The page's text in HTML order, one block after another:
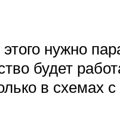
нужно
будет
в схемах